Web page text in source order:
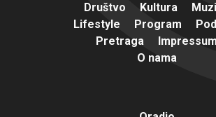
Društvo Kultura
Lifestyle
Program
Pretraga
Impressum
O nama